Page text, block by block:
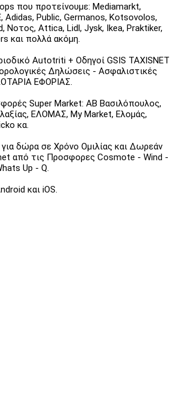
που προτείνουμε: Mediamarkt,
Adidas, Public, Germanos, Kotsovolos,
Νοτος, Attica, Lidl, Jysk, Ikea, Praktiker,
και πολλά ακόμη.
Autotriti + Οδηγοί GSIS TAXISNET
Δηλώσεις - Ασφαλιστικές
ΕΦΟΡΙΑΣ.
Super Market: ΑΒ Βασιλόπουλος,
ΕΛΟΜΑΣ, My Market, Ελομάς,
κα.
δώρα σε Χρόνο Ομιλίας και Δωρεάν
από τις Προσφορες Cosmote - Wind -
Up - Q.
και iOS.